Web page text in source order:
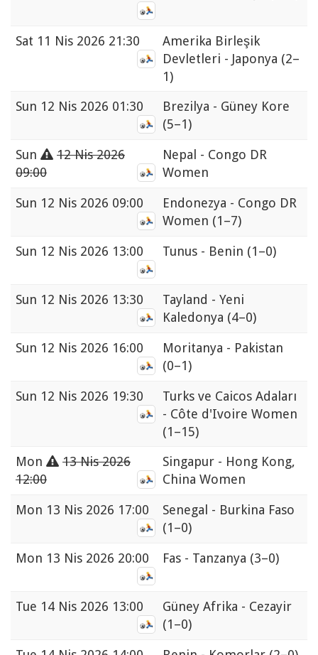
Sat 11 Nis 2026 21:30
Amerika Birleşik
Devletleri - Japonya (2–
1)
Sun 12 Nis 2026 01:30
Brezilya - Güney Kore
(5–1)
Sun
12 Nis 2026
09:00
Nepal - Congo DR
Women
Sun 12 Nis 2026 09:00
Endonezya - Congo DR
Women (1–7)
Sun 12 Nis 2026 13:00 Tunus - Benin (1–0)
Sun 12 Nis 2026 13:30
Tayland - Yeni
Kaledonya (4–0)
Sun 12 Nis 2026 16:00
Moritanya - Pakistan
(0–1)
Sun 12 Nis 2026 19:30
Turks ve Caicos Adaları
- Côte d'Ivoire Women
(1–15)
Mon
13 Nis 2026
12:00
Singapur - Hong Kong,
China Women
Mon 13 Nis 2026 17:00
Senegal - Burkina Faso
(1–0)
Mon 13 Nis 2026 20:00 Fas - Tanzanya (3–0)
Tue 14 Nis 2026 13:00
Güney Afrika - Cezayir
(1–0)